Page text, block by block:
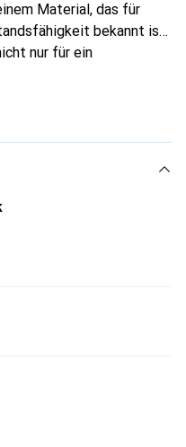
Material, das für
bekannt ist.
nur für ein
und Stösse. Die
perfekt auf die Granite
Design
ab und verleiht dem
Karosserie ist nicht
personalisieren und zu